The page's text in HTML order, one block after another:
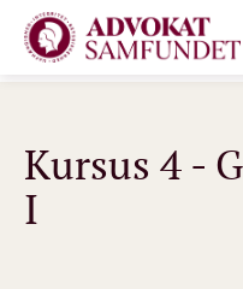
Kursus 4 -
I